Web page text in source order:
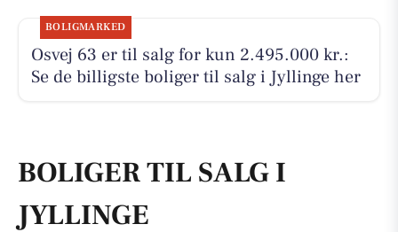
BOLIGMARKED
Osvej 63 er til salg for kun 2.495.000 kr.:
Se de billigste boliger til salg i Jyllinge her
BOLIGER TIL SALG I
JYLLINGE